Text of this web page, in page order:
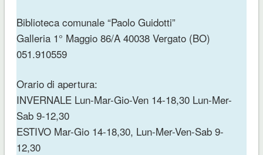
Biblioteca comunale “Paolo Guidotti”
Galleria 1° Maggio 86/A 40038 Vergato (BO)
051.910559
Orario di apertura:
INVERNALE Lun-Mar-Gio-Ven 14-18,30 Lun-Mer-
Sab 9-12,30
ESTIVO Mar-Gio 14-18,30, Lun-Mer-Ven-Sab 9-
12,30